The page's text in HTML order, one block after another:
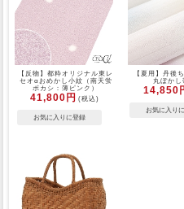
【反物】都粋オリジナル東レ
セオαおめかし小紋（南天蛍
ボカシ：薄ピンク）
41,800円 (税込)
【夏用】丹後
丸ぼかし
14,850